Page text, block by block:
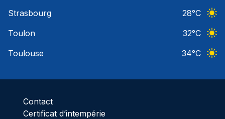
Strasbourg
28°C
Toulon
32°C
Toulouse
34°C
Contact
Certificat d’intempérie